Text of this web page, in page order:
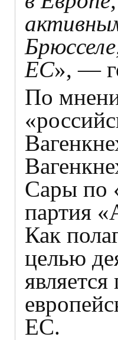
ЕС», —
По
Сары по
партия
Как
целью
ЕС.